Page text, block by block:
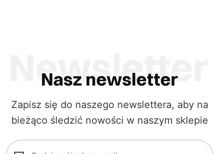
Nasz newsletter
Zapisz się do naszego newslettera, aby na
bieżąco śledzić nowości w naszym sklepie